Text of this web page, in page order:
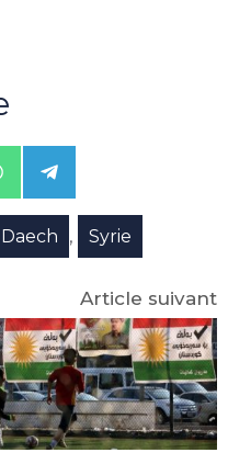
Share
on
Telegram
Daech , Syrie
Article suivant